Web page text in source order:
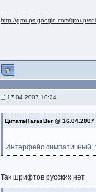
--------------------
http://groups.google.com/group/
17.04.2007 10:24
Цитата(TarasBer @ 16.04.2007
Интерфейс симпатичный,
Так шрифтов русских нет.